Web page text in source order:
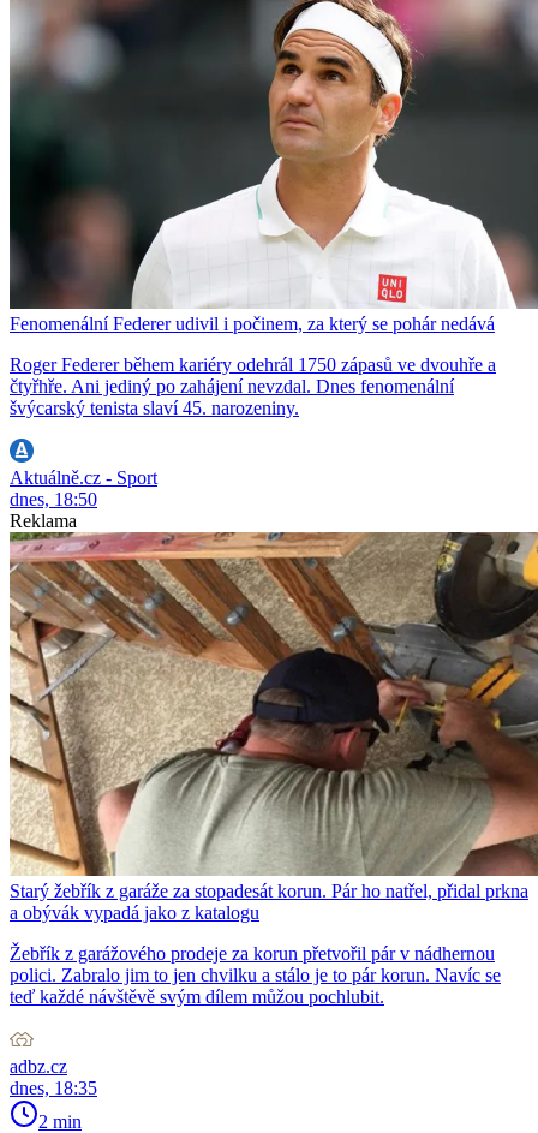
Fenomenální Federer udivil i počinem, za který se pohár nedává
Roger Federer během kariéry odehrál 1750 zápasů ve dvouhře a
čtyřhře. Ani jediný po zahájení nevzdal. Dnes fenomenální
švýcarský tenista slaví 45. narozeniny.
Aktuálně.cz - Sport
dnes, 18:50
Reklama
Starý žebřík z garáže za stopadesát korun. Pár ho natřel, přidal prkna
a obývák vypadá jako z katalogu
Žebřík z garážového prodeje za korun přetvořil pár v nádhernou
polici. Zabralo jim to jen chvilku a stálo je to pár korun. Navíc se
teď každé návštěvě svým dílem můžou pochlubit.
adbz.cz
dnes, 18:35
2 min